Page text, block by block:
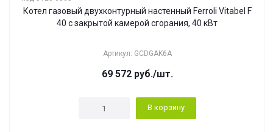
Котел газовый двухконтурный настенный Ferroli Vitabel F
40 с закрытой камерой сгорания, 40 кВт
Артикул: GCDGAK6A
69 572руб./шт.
В корзину